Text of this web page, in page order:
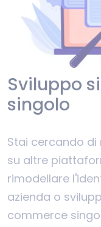
Sviluppo
singolo
Stai cercando di
su altre
rimodellare
azienda o
commerce